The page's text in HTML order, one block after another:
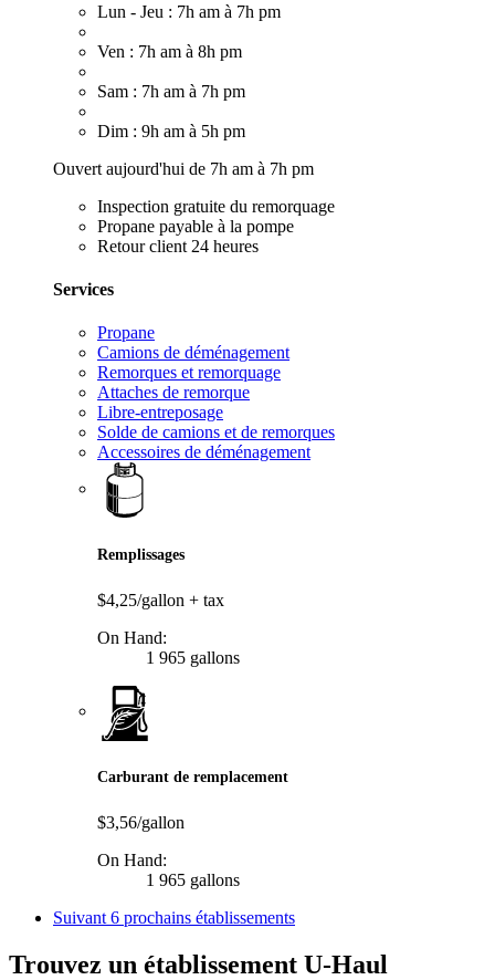
Lun - Jeu : 7h am à 7h pm
Ven : 7h am à 8h pm
Sam : 7h am à 7h pm
Dim : 9h am à 5h pm
Ouvert aujourd'hui de 7h am à 7h pm
Inspection gratuite du remorquage
Propane payable à la pompe
Retour client 24 heures
Services
Propane
Camions de déménagement
Remorques et remorquage
Attaches de remorque
Libre-entreposage
Solde de camions et de remorques
Accessoires de déménagement
Remplissages
$4,25/gallon + tax
On Hand:
1 965 gallons
Carburant de remplacement
$3,56/gallon
On Hand:
1 965 gallons
Suivant 6 prochains établissements
Trouvez un établissement U-Haul